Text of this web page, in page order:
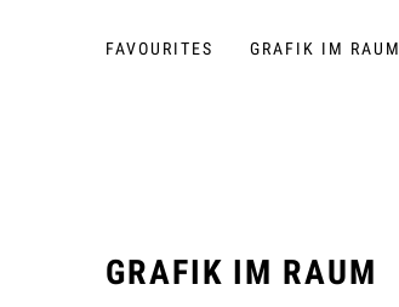
FAVOURITES GRAFIK IM RAUM
GRAFIK IM RAUM